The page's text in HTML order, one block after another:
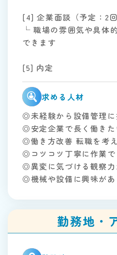
[4] 企業面談（予定：2回
└ 職場の雰囲気や具体
できます
[5] 内定
求める人材
◎未経験から設備管理
◎安定企業で長く働きた
◎働き方改善 転職を考
◎コツコツ丁寧に作業で
◎異変に気づける観察力
◎機械や設備に興味があ
勤務地・